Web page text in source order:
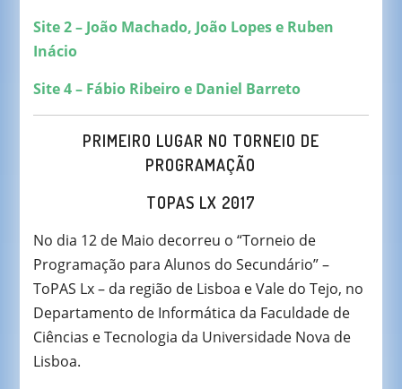
Site 2 – João Machado, João Lopes e Ruben
Inácio
Site 4 – Fábio Ribeiro e Daniel Barreto
PRIMEIRO LUGAR NO TORNEIO DE
PROGRAMAÇÃO
TOPAS LX 2017
No dia 12 de Maio decorreu o “Torneio de
Programação para Alunos do Secundário” –
ToPAS Lx – da região de Lisboa e Vale do Tejo, no
Departamento de Informática da Faculdade de
Ciências e Tecnologia da Universidade Nova de
Lisboa.